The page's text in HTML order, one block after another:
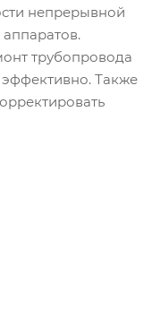
непрерывной
трубопровода
Также